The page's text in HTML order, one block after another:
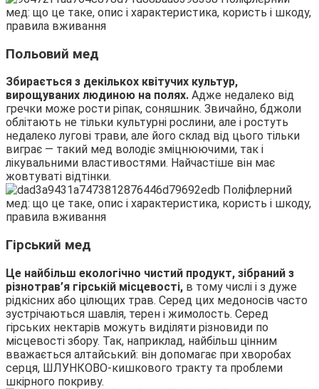
Польовий мед
Збирається з декількох квітучих культур,
вирощуваних людиною на полях. Адже недалеко від
гречки може рости ріпак, соняшник. Звичайно, бджоли
облітають не тільки культурні рослини, але і ростуть
недалеко лугові трави, але його склад від цього тільки
виграє — такий мед володіє зміцнюючими, так і
лікувальними властивостями. Найчастіше він має
жовтуваті відтінки.
Гірський мед
Це найбільш екологічно чистий продукт, зібраний з
різнотрав’я гірській місцевості, в тому числі і з дуже
рідкісних або цілющих трав. Серед цих медоносів часто
зустрічаються шавлія, терен і жимолость. Серед
гірських нектарів можуть виділяти різновиди по
місцевості збору. Так, наприклад, найбільш цінним
вважається алтайський: він допомагає при хворобах
серця, ШЛУНКОВО-кишкового тракту та проблеми
шкірного покриву.